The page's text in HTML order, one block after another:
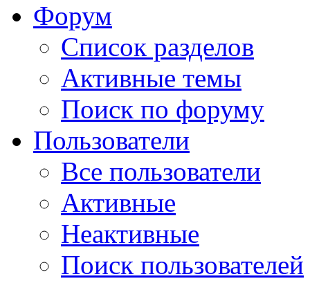
Форум
Список разделов
Активные темы
Поиск по форуму
Пользователи
Все пользователи
Активные
Неактивные
Поиск пользователей